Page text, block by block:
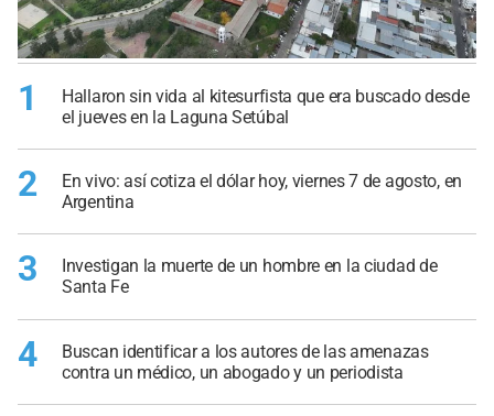
1
Hallaron sin vida al kitesurfista que era buscado desde
el jueves en la Laguna Setúbal
2
En vivo: así cotiza el dólar hoy, viernes 7 de agosto, en
Argentina
3
Investigan la muerte de un hombre en la ciudad de
Santa Fe
4
Buscan identificar a los autores de las amenazas
contra un médico, un abogado y un periodista